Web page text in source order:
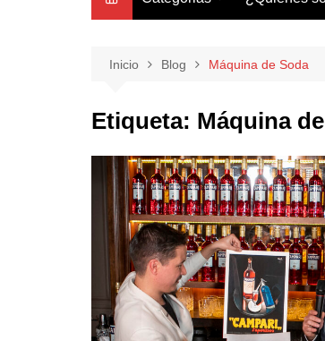
Negocios
Lifestyle
Motores
Tecnología y Gadgets
Empresas y Negocios
Automotos
Espectáculos
Trendy News
LifeStyle
Inicio Blog Máquina de Soda
Etiqueta: Máquina